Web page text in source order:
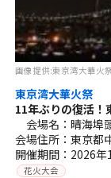
画像提供:東京湾大華火
東京湾大華火祭
11年ぶりの復活！
会場名：晴海埠
会場住所：東京都
開催期間：2026
花火大会